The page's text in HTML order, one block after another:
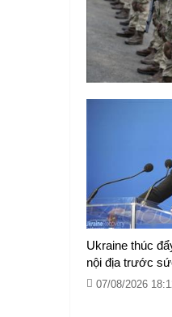
Ukraine thúc
nội địa trước
07/08/2026